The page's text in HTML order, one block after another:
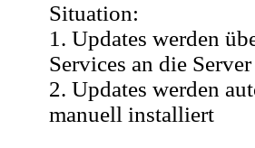
Situation:
1. Updates werden
Services an die
2. Updates werden
manuell installiert